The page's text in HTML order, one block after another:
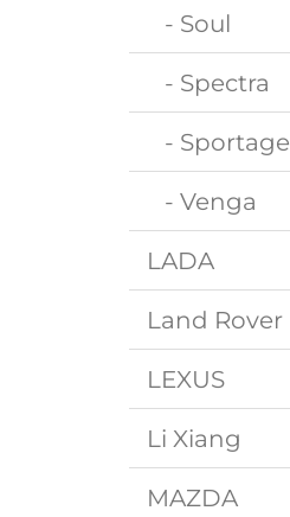
- Soul
- Spectra
- Sportage
- Venga
LADA
Land Rover
LEXUS
Li Xiang
MAZDA